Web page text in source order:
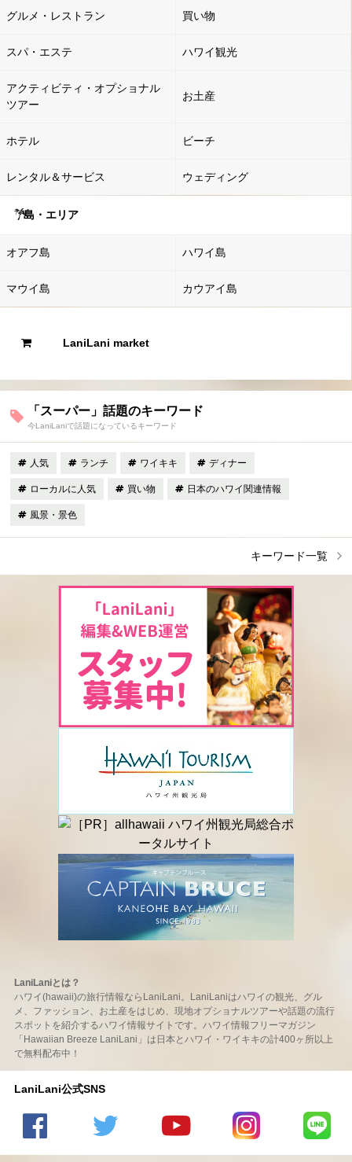
グルメ・レストラン 買い物
スパ・エステ ハワイ観光
アクティビティ・オプショナル
ツアー
お土産
ホテル ビーチ
レンタル＆サービス ウェディング
島・エリア
オアフ島 ハワイ島
マウイ島 カウアイ島
LaniLani market
「スーパー」話題のキーワード
今LaniLaniで話題になっているキーワード
人気 ランチ ワイキキ ディナー
ローカルに人気 買い物 日本のハワイ関連情報
風景・景色
キーワード一覧
LaniLaniとは？
ハワイ(hawaii)の旅行情報ならLaniLani。LaniLaniはハワイの観光、グル
メ、ファッション、お土産をはじめ、現地オプショナルツアーや話題の流行
スポットを紹介するハワイ情報サイトです。ハワイ情報フリーマガジン
「Hawaiian Breeze LaniLani」は日本とハワイ・ワイキキの計400ヶ所以上
で無料配布中！
LaniLani公式SNS
LaniLani LaniLani